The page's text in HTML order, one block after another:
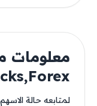
لمتابعه حالة